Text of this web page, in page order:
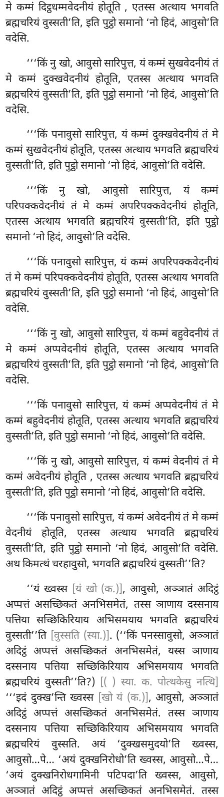
मे कम्मं दिट्ठधम्मवेदनीयं होतूति , एतस्स अत्थाय भगवति
ब्रह्मचरियं वुस्सती’ति, इति पुट्ठो समानो ‘नो हिदं, आवुसो’ति
वदेसि.
‘‘‘किंनु खो, आवुसो सारिपुत्त, यं कम्मं सुखवेदनीयं तं
मे कम्मं दुक्खवेदनीयं होतूति, एतस्स अत्थाय भगवति
ब्रह्मचरियं वुस्सती’ति, इति पुट्ठो समानो ‘नो हिदं, आवुसो’ति
वदेसि.
‘‘‘किं पनावुसो सारिपुत्त, यं कम्मं दुक्खवेदनीयं तं मे
कम्मं सुखवेदनीयं होतूति, एतस्स अत्थाय भगवति ब्रह्मचरियं
वुस्सती’ति, इतिपुट्ठो समानो ‘नो हिदं, आवुसो’ति वदेसि.
‘‘‘किं नु खो, आवुसो सारिपुत्त, यं कम्मं
परिपक्कवेदनीयं तं मे कम्मं अपरिपक्कवेदनीयं होतूति,
एतस्स अत्थाय भगवति ब्रह्मचरियं वुस्सती’ति, इति पुट्ठो
समानो ‘नो हिदं, आवुसो’ति वदेसि.
‘‘‘किं पनावुसो सारिपुत्त, यं कम्मं अपरिपक्कवेदनीयं
तं मे कम्मं परिपक्कवेदनीयं होतूति, एतस्स अत्थाय भगवति
ब्रह्मचरियंवुस्सती’ति, इति पुट्ठो समानो ‘नो हिदं, आवुसो’ति
वदेसि.
‘‘‘किं नु खो, आवुसो सारिपुत्त, यं कम्मं बहुवेदनीयं तं
मे कम्मं अप्पवेदनीयं होतूति, एतस्स अत्थाय भगवति
ब्रह्मचरियं वुस्सती’ति, इति पुट्ठो समानो ‘नो हिदं, आवुसो’ति
वदेसि.
‘‘‘किं पनावुसो सारिपुत्त, यं कम्मं अप्पवेदनीयं तं मे
कम्मं बहुवेदनीयं होतूति, एतस्स अत्थाय भगवति ब्रह्मचरियं
वुस्सती’ति, इति पुट्ठो समानो ‘नो हिदं, आवुसो’ति वदेसि.
‘‘‘किं नु खो, आवुसो सारिपुत्त, यं कम्मं वेदनीयं तं मे
कम्मं अवेदनीयं होतूति , एतस्स अत्थाय भगवति ब्रह्मचरियं
वुस्सती’ति, इति पुट्ठो समानो ‘नो हिदं, आवुसो’ति वदेसि.
‘‘‘किं पनावुसो सारिपुत्त, यं कम्मं अवेदनीयं तं मे कम्मं
वेदनीयं होतूति, एतस्स अत्थाय भगवति ब्रह्मचरियं
वुस्सती’ति, इति पुट्ठो समानो ‘नो हिदं, आवुसो’ति वदेसि.
अथ किमत्थं चरहावुसो, भगवति ब्रह्मचरियं वुस्सती’’ति?
‘‘यं ख्वस्स [यं खो (क.)], आवुसो, अञ्ञातं अदिट्ठं
अप्पत्तं असच्छिकतं अनभिसमेतं, तस्स ञाणाय दस्सनाय
पत्तिया सच्छिकिरियाय अभिसमयाय भगवति ब्रह्मचरियं
वुस्सती’’ति [वुस्सति (स्या.)]. (‘‘किं पनस्सावुसो, अञ्ञातं
अदिट्ठं अप्पत्तं असच्छिकतं अनभिसमेतं, यस्स ञाणाय
दस्सनाय पत्तिया सच्छिकिरियाय अभिसमयाय भगवति
ब्रह्मचरियं वुस्सती’’ति?) [( ) स्या. क. पोत्थकेसु नत्थि]
‘‘‘इदं दुक्ख’न्ति ख्वस्स [खो यं (क.)], आवुसो, अञ्ञातं
अदिट्ठं अप्पत्तं असच्छिकतं अनभिसमेतं. तस्स ञाणाय
दस्सनाय पत्तिया सच्छिकिरियाय अभिसमयाय भगवति
ब्रह्मचरियं वुस्सति. अयं ‘दुक्खसमुदयो’ति ख्वस्स,
आवुसो…पे… ‘अयं दुक्खनिरोधो’ति ख्वस्स, आवुसो…पे…
‘अयं दुक्खनिरोधगामिनी पटिपदा’ति ख्वस्स, आवुसो,
अञ्ञातं अदिट्ठं अप्पत्तं असच्छिकतं अनभिसमेतं. तस्स